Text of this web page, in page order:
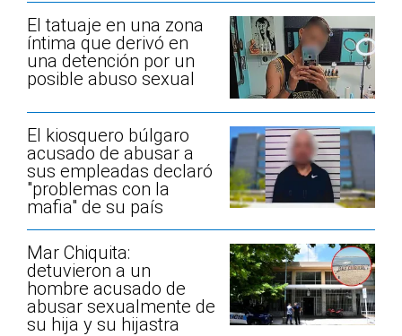
El tatuaje en una zona
íntima que derivó en
una detención por un
posible abuso sexual
El kiosquero búlgaro
acusado de abusar a
sus empleadas declaró
"problemas con la
mafia" de su país
Mar Chiquita:
detuvieron a un
hombre acusado de
abusar sexualmente de
su hija y su hijastra